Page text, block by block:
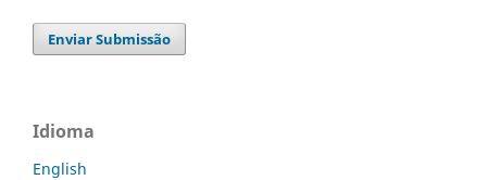
Enviar Submissão
Idioma
English